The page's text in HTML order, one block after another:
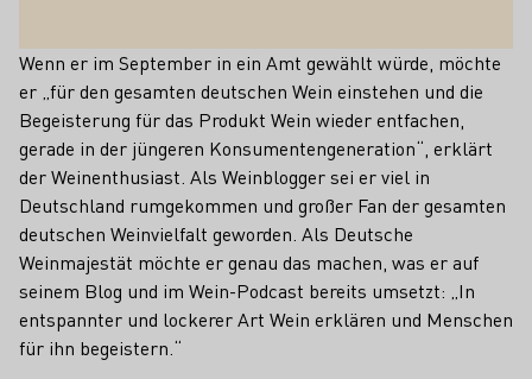
Wenn er im September in ein Amt gewählt würde, möchte
er „für den gesamten deutschen Wein einstehen und die
Begeisterung für das Produkt Wein wieder entfachen,
gerade in der jüngeren Konsumentengeneration“, erklärt
der Weinenthusiast. Als Weinblogger sei er viel in
Deutschland rumgekommen und großer Fan der gesamten
deutschen Weinvielfalt geworden. Als Deutsche
Weinmajestät möchte er genau das machen, was er auf
seinem Blog und im Wein-Podcast bereits umsetzt: „In
entspannter und lockerer Art Wein erklären und Menschen
für ihn begeistern.“